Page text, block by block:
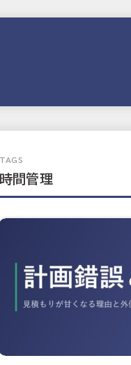
時間管理